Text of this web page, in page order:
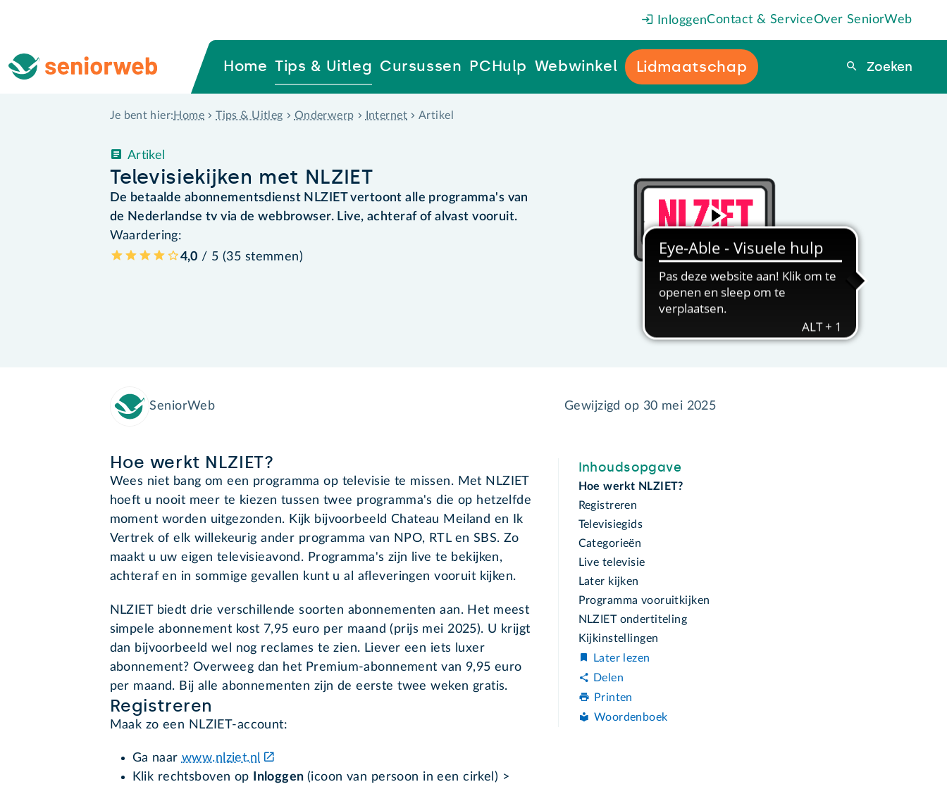
InloggenContact & ServiceOver SeniorWeb
Home Tips & Uitleg Cursussen PCHulp Webwinkel Lidmaatschap Zoeken
Zoeken
Je bent hier: Home Tips & Uitleg Onderwerp Internet Artikel
Televisiekijken met NLZIET
Artikel
De betaalde abonnementsdienst NLZIET vertoont alle programma's van
de Nederlandse tv via de webbrowser. Live, achteraf of alvast vooruit.
Waardering:
4,0 / 5 (35 stemmen)
SeniorWeb Gewijzigd op 30 mei 2025
Hoe werkt NLZIET?
Wees niet bang om een programma op televisie te missen. Met NLZIET
hoeft u nooit meer te kiezen tussen twee programma's die op hetzelfde
moment worden uitgezonden. Kijk bijvoorbeeld Chateau Meiland en Ik
Vertrek of elk willekeurig ander programma van NPO, RTL en SBS. Zo
maakt u uw eigen televisieavond. Programma's zijn live te bekijken,
achteraf en in sommige gevallen kunt u al afleveringen vooruit kijken.
NLZIET biedt drie verschillende soorten abonnementen aan. Het meest
simpele abonnement kost 7,95 euro per maand (prijs mei 2025). U krijgt
dan bijvoorbeeld wel nog reclames te zien. Liever een iets luxer
abonnement? Overweeg dan het Premium-abonnement van 9,95 euro
per maand. Bij alle abonnementen zijn de eerste twee weken gratis.
Registreren
Maak zo een NLZIET-account:
Ga naar www.nlziet.nl
Klik rechtsboven op
Inloggen (icoon van persoon in een cirkel) >
Inhoudsopgave
Hoe werkt NLZIET?
Registreren
Televisiegids
Categorieën
Live televisie
Later kijken
Programma vooruitkijken
NLZIET ondertiteling
Kijkinstellingen
Later lezen
Delen
Printen
Woordenboek